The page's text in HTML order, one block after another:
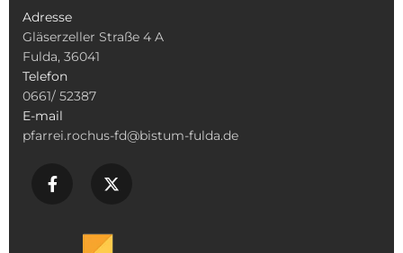
Adresse
Gläserzeller Straße 4 A
Fulda, 36041
Telefon
0661/ 52387
E-mail
pfarrei.rochus-fd@bistum-fulda.de